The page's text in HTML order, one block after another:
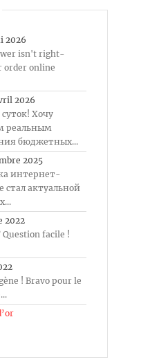
2026
isn't right-
order online
2026
Хочу
реальным
бюджетных...
2025
интернет-
стал актуальной
2022
Question facile !
! Bravo pour le